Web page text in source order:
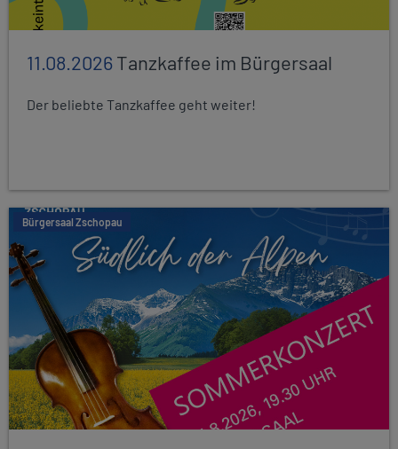
11.08.2026Tanzkaffee im Bürgersaal
Der beliebte Tanzkaffee geht weiter!
Bürgersaal Zschopau